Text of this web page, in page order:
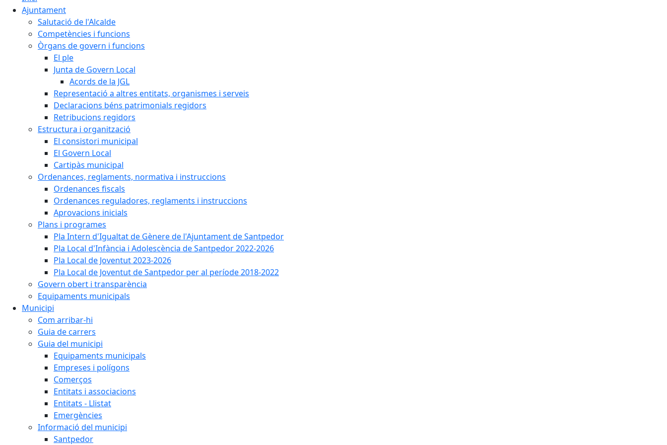
Ajuntament
Salutació de l'Alcalde
Competències i funcions
Òrgans de govern i funcions
El ple
Junta de Govern Local
Acords de la JGL
Representació a altres entitats, organismes i serveis
Declaracions béns patrimonials regidors
Retribucions regidors
Estructura i organització
El consistori municipal
El Govern Local
Cartipàs municipal
Ordenances, reglaments, normativa i instruccions
Ordenances fiscals
Ordenances reguladores, reglaments i instruccions
Aprovacions inicials
Plans i programes
Pla Intern d'Igualtat de Gènere de l'Ajuntament de Santpedor
Pla Local d'Infància i Adolescència de Santpedor 2022-2026
Pla Local de Joventut 2023-2026
Pla Local de Joventut de Santpedor per al període 2018-2022
Govern obert i transparència
Equipaments municipals
Municipi
Com arribar-hi
Guia de carrers
Guia del municipi
Equipaments municipals
Empreses i polígons
Comerços
Entitats i associacions
Entitats - Llistat
Emergències
Informació del municipi
Santpedor